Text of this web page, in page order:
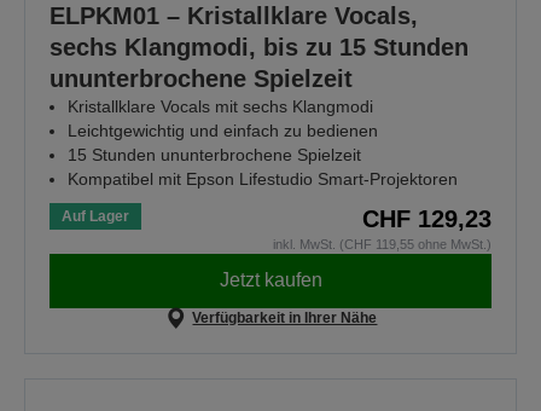
ELPKM01 – Kristallklare Vocals,
sechs Klangmodi, bis zu 15 Stunden
ununterbrochene Spielzeit
Kristallklare Vocals mit sechs Klangmodi
Leichtgewichtig und einfach zu bedienen
15 Stunden ununterbrochene Spielzeit
Kompatibel mit Epson Lifestudio Smart-Projektoren
Auf Lager CHF 129,23
inkl. MwSt. (CHF 119,55 ohne MwSt.)
Jetzt kaufen
Verfügbarkeit in Ihrer Nähe